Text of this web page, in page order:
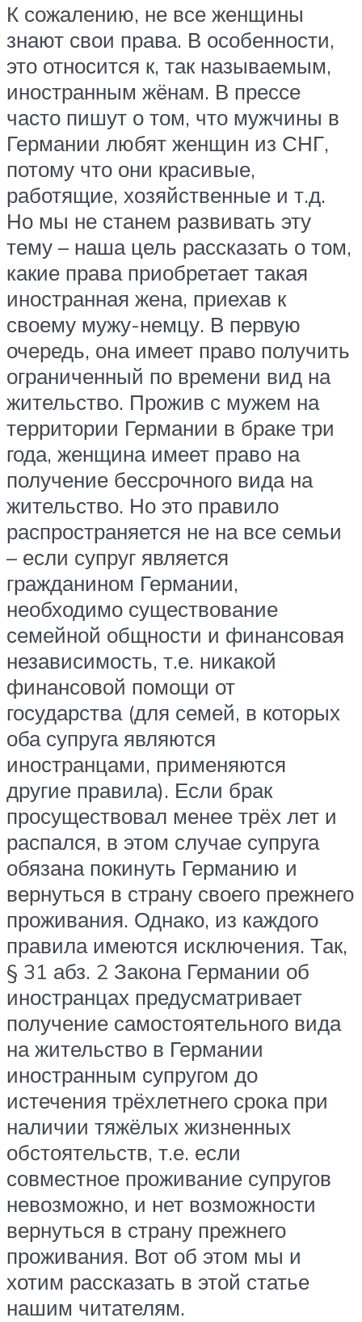
К сожалению, не все женщины
знают свои права. В особенности,
это относится к, так называемым,
иностранным жёнам. В прессе
часто пишут о том, что мужчины в
Германии любят женщин из СНГ,
потому что они красивые,
работящие, хозяйственные и т.д.
Но мы не станем развивать эту
тему – наша цель рассказать о том,
какие права приобретает такая
иностранная жена, приехав к
своему мужу-немцу. В первую
очередь, она имеет право получить
ограниченный по времени вид на
жительство. Прожив с мужем на
территории Германии в браке три
года, женщина имеет право на
получение бессрочного вида на
жительство. Но это правило
распространяется не на все семьи
– если супруг является
гражданином Германии,
необходимо существование
семейной общности и финансовая
независимость, т.е. никакой
финансовой помощи от
государства (для семей, в которых
оба супруга являются
иностранцами, применяются
другие правила). Если брак
просуществовал менее трёх лет и
распался, в этом случае супруга
обязана покинуть Германию и
вернуться в страну своего прежнего
проживания. Однако, из каждого
правила имеются исключения. Так,
§ 31 абз. 2 Закона Германии об
иностранцах предусматривает
получение самостоятельного вида
на жительство в Германии
иностранным супругом до
истечения трёхлетнего срока при
наличии тяжёлых жизненных
обстоятельств, т.е. если
совместное проживание супругов
невозможно, и нет возможности
вернуться в страну прежнего
проживания. Вот об этом мы и
хотим рассказать в этой статье
нашим читателям.